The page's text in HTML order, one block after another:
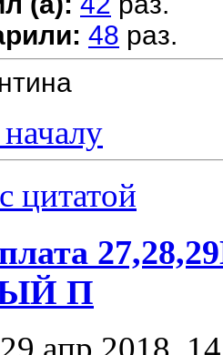
48 раз.
цитатой
П